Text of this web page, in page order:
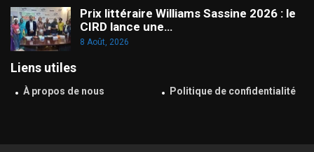
Prix littéraire Williams Sassine 2026 : le
CIRD lance une…
8 Août, 2026
Liens utiles
À propos de nous Politique de confidentialité